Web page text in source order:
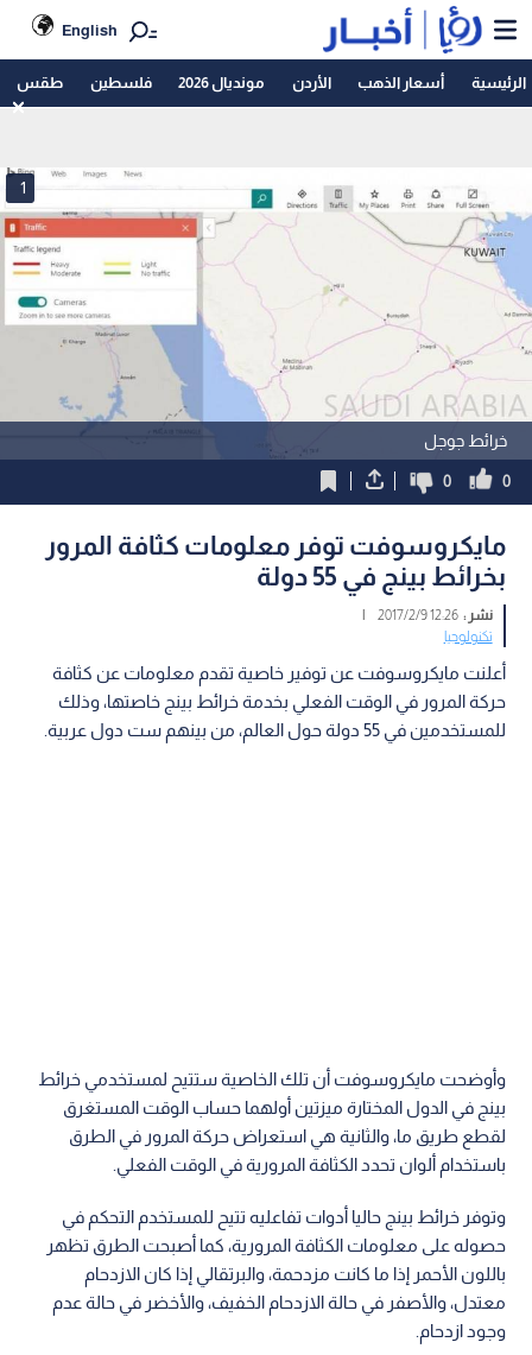
English
الرئيسية أسعار الذهب الأردن مونديال 2026 فلسطين طقس
خرائط جوجل
1
0
0
مايكروسوفت توفر معلومات كثافة المرور
بخرائط بينج في 55 دولة
نشر :12:26 2017/2/9
|
تكنولوجيا
أعلنت مايكروسوفت عن توفير خاصية تقدم معلومات عن كثافة
حركة المرور في الوقت الفعلي بخدمة خرائط بينج خاصتها، وذلك
للمستخدمين في 55 دولة حول العالم، من بينهم ست دول عربية.
وأوضحت مايكروسوفت أن تلك الخاصية ستتيح لمستخدمي خرائط
بينج في الدول المختارة ميزتين أولهما حساب الوقت المستغرق
لقطع طريق ما، والثانية هي استعراض حركة المرور في الطرق
باستخدام ألوان تحدد الكثافة المرورية في الوقت الفعلي.
وتوفر خرائط بينج حاليا أدوات تفاعليه تتيح للمستخدم التحكم في
حصوله على معلومات الكثافة المرورية، كما أصبحت الطرق تظهر
باللون الأحمر إذا ما كانت مزدحمة، والبرتقالي إذا كان الازدحام
معتدل، والأصفر في حالة الازدحام الخفيف، والأخضر في حالة عدم
وجود ازدحام.